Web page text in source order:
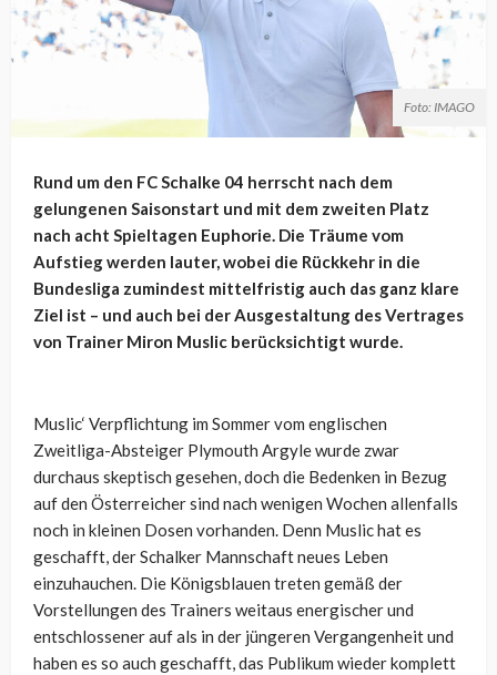
Foto: IMAGO
Rund um den FC Schalke 04 herrscht nach dem
gelungenen Saisonstart und mit dem zweiten Platz
nach acht Spieltagen Euphorie. Die Träume vom
Aufstieg werden lauter, wobei die Rückkehr in die
Bundesliga zumindest mittelfristig auch das ganz klare
Ziel ist – und auch bei der Ausgestaltung des Vertrages
von Trainer Miron Muslic berücksichtigt wurde.
Muslic‘ Verpflichtung im Sommer vom englischen
Zweitliga-Absteiger Plymouth Argyle wurde zwar
durchaus skeptisch gesehen, doch die Bedenken in Bezug
auf den Österreicher sind nach wenigen Wochen allenfalls
noch in kleinen Dosen vorhanden. Denn Muslic hat es
geschafft, der Schalker Mannschaft neues Leben
einzuhauchen. Die Königsblauen treten gemäß der
Vorstellungen des Trainers weitaus energischer und
entschlossener auf als in der jüngeren Vergangenheit und
haben es so auch geschafft, das Publikum wieder komplett